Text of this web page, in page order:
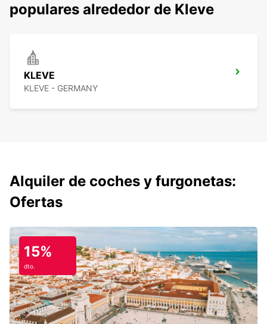
populares alrededor de Kleve
KLEVE
KLEVE - GERMANY
Alquiler de coches y furgonetas:
Ofertas
15%
dto.